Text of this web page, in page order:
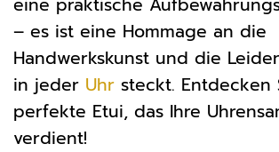
– es ist eine Hommage an die
Handwerkskunst und die
in jeder Uhr steckt. Entdecken
perfekte Etui, das Ihre
verdient!